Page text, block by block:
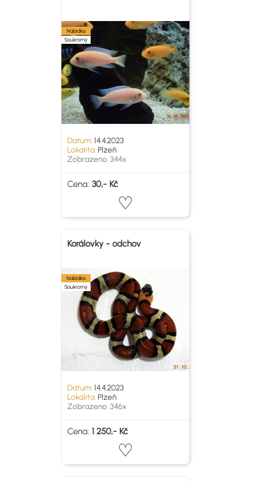
Nabídka
Soukromý
Datum:14.4.2023
Lokalita:Plzeň
Zobrazeno: 344x
Cena: 30,- Kč
Korálovky - odchov
Nabídka
Soukromý
Datum:14.4.2023
Lokalita:Plzeň
Zobrazeno: 346x
Cena: 1 250,- Kč